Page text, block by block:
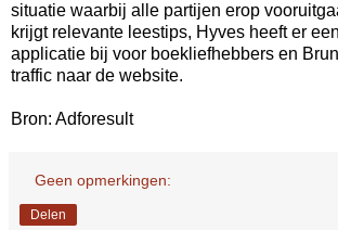
situatie waarbij alle partijen erop
krijgt relevante leestips, Hyves heeft er
applicatie bij voor boekliefhebbers en
traffic naar de website.
Bron: Adforesult
Geen opmerkingen:
Delen